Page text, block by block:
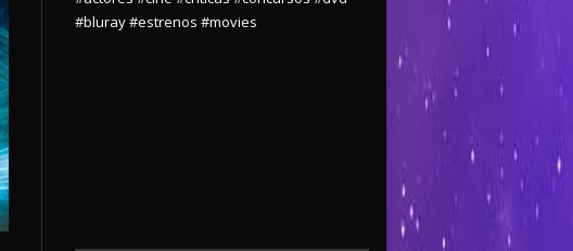
#bluray#estrenos #movies